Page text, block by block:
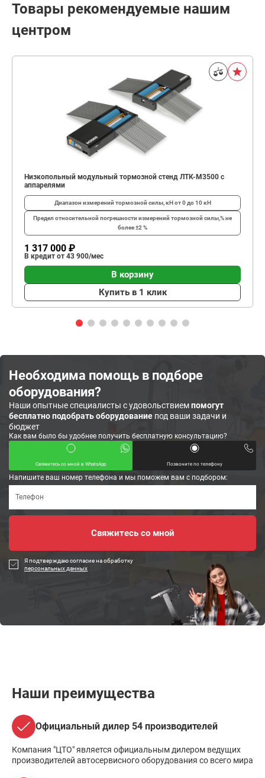
Товары рекомендуемые нашим
центром
Низкопольный модульный тормозной стенд ЛТК-М3500 с
аппарелями
Диапазон измерений тормозной силы, кНот 0 до 10 кН
Предел относительной погрешности измерений тормозной силы,%не
более ±2 %
1 317 000 ₽
В кредит от 43 900/мес
В корзину
Купить в 1 клик
Необходима помощь в подборе
оборудования?
Наши опытные специалисты с удовольствиемпомогут
бесплатно подобрать оборудование под ваши задачи и
бюджет
Как вам было бы удобнее получить бесплатную консультацию?
Свяжитесь со мной в WhatsApp Позвоните по телефону
Напишите ваш номер телефона и мы поможем вам с подбором:
Я подтверждаю согласие на обработку
персональных данных
Наши преимущества
Официальный дилер 54 производителей
Компания "ЦТО" является официальным дилером ведущих
производителей автосервисного оборудования со всего мира